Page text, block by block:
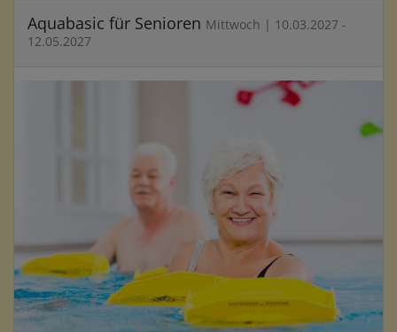
Aquabasic für Senioren Mittwoch | 10.03.2027 -
12.05.2027